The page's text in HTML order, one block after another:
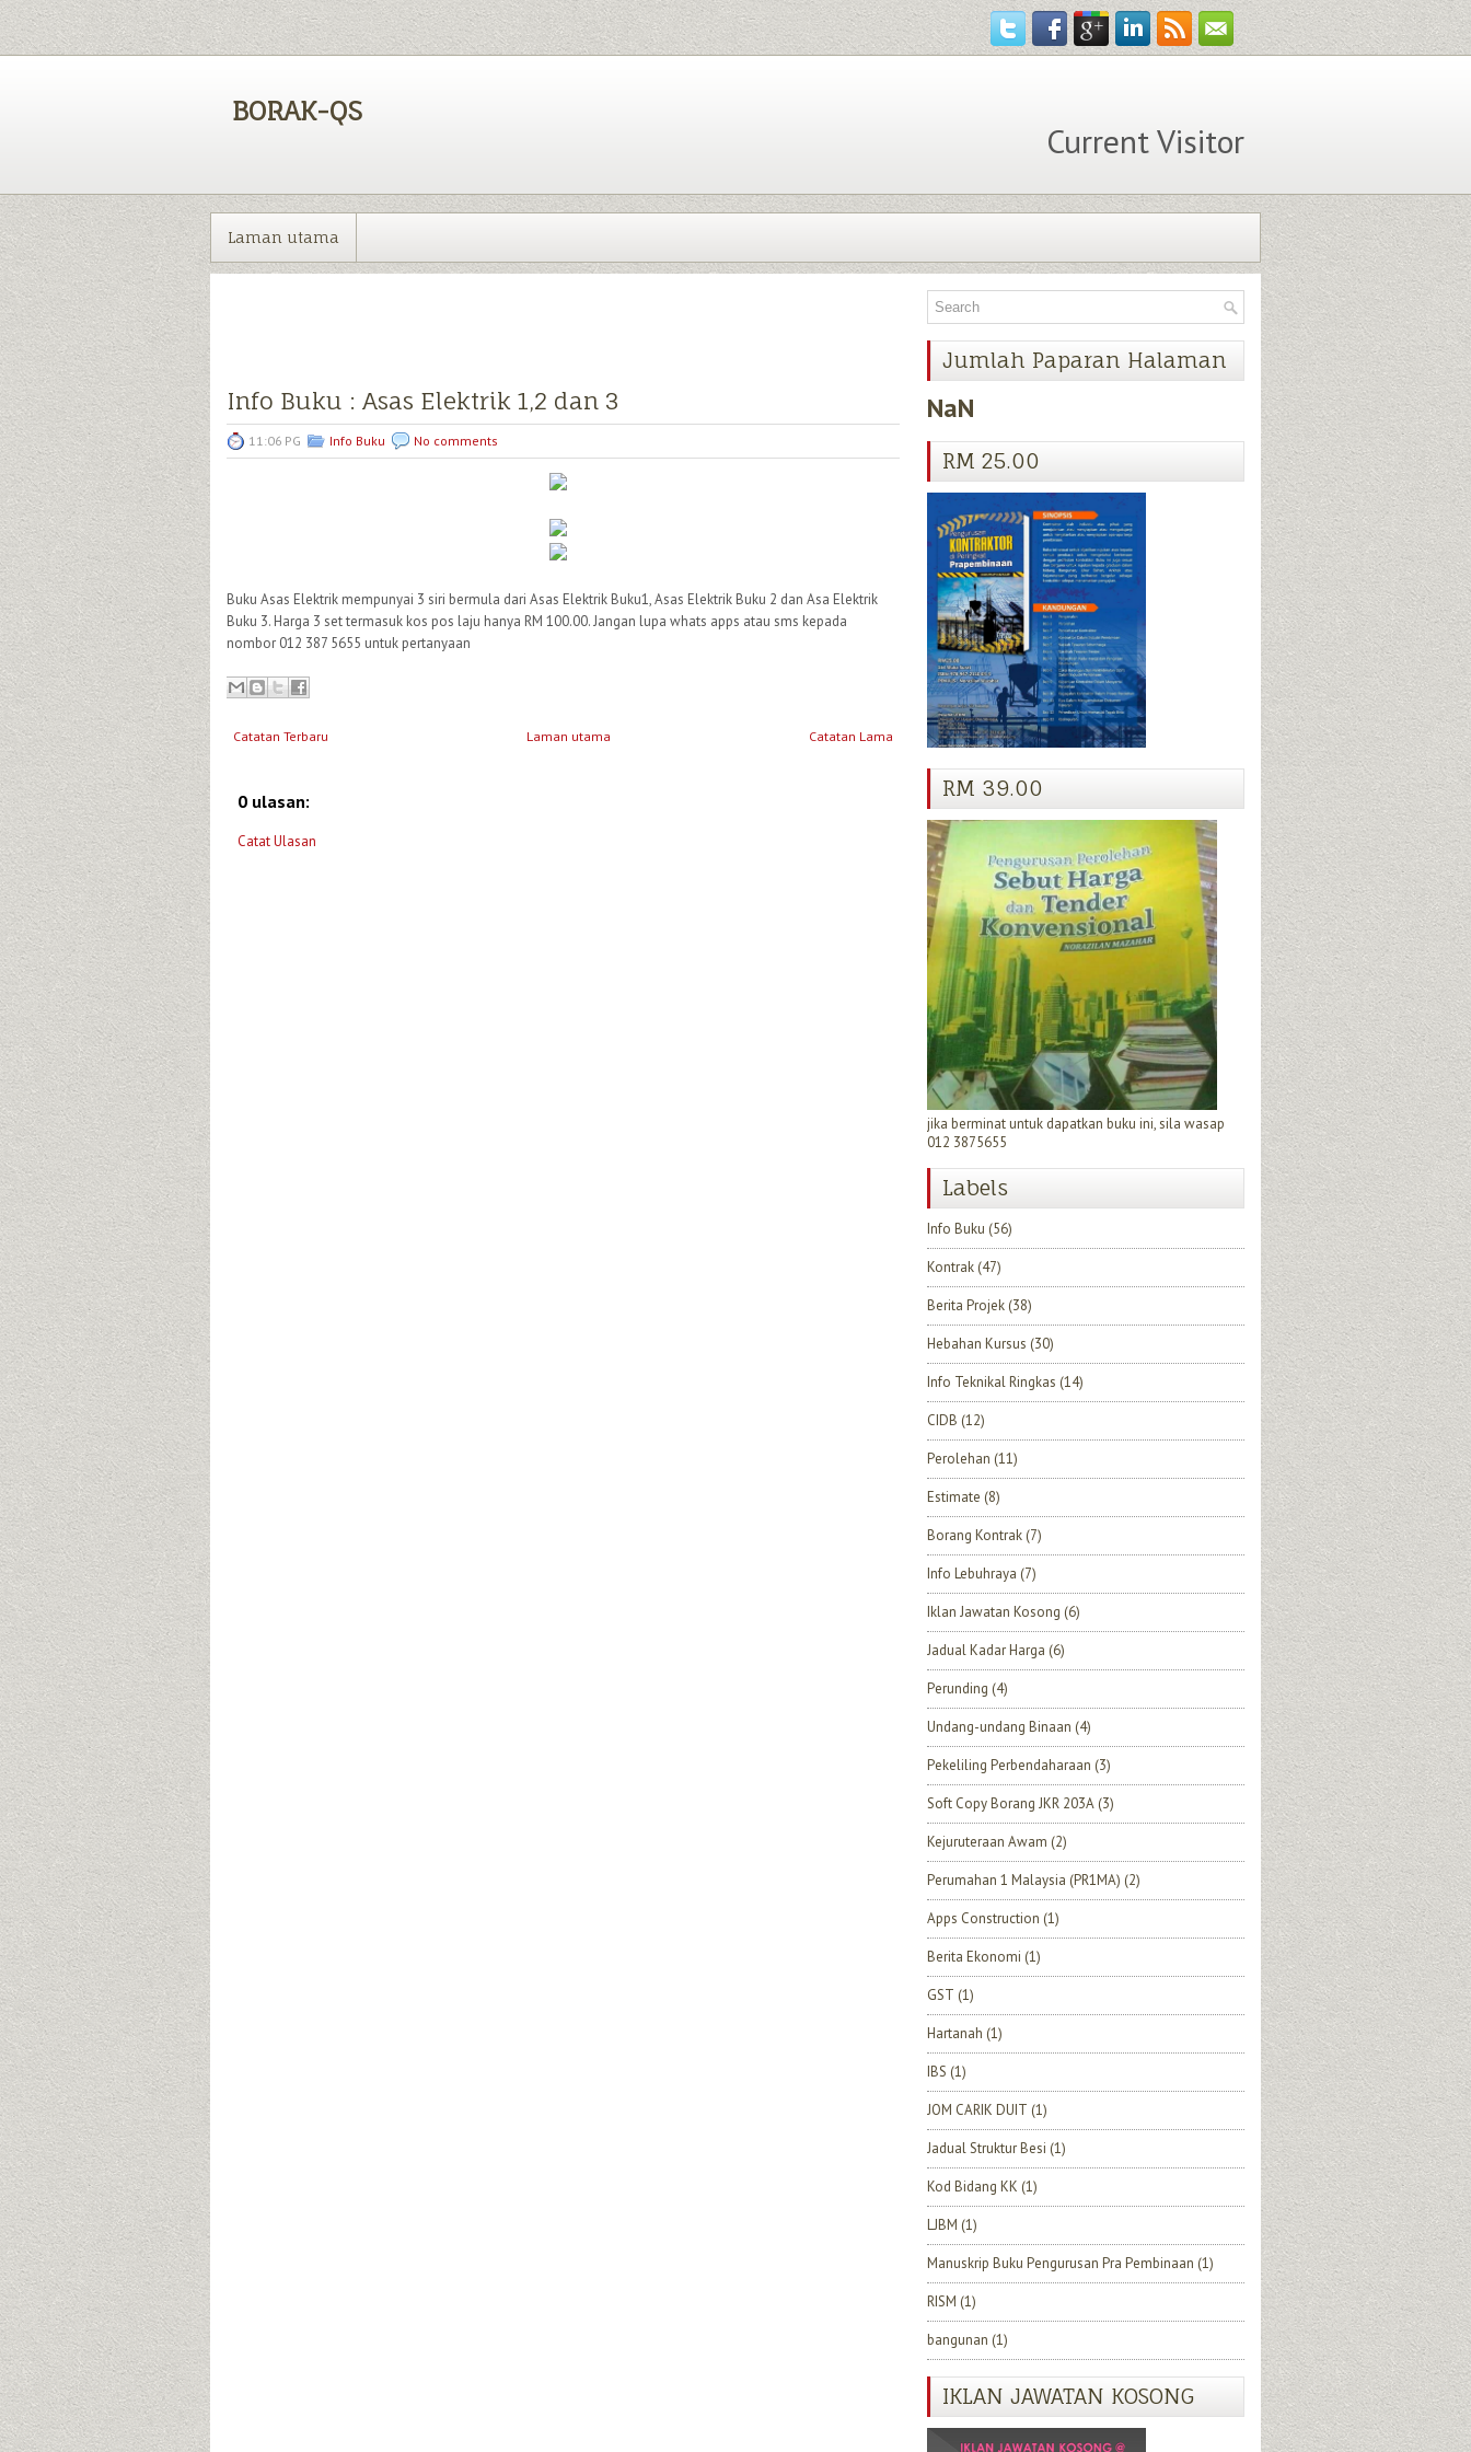
BORAK-QS
Current Visitor
Laman utama
Info Buku : Asas Elektrik 1,2 dan 3
11:06 PG Info Buku No comments
Buku Asas Elektrik mempunyai 3 siri bermula dari Asas Elektrik Buku1, Asas Elektrik Buku 2 dan Asa Elektrik
Buku 3. Harga 3 set termasuk kos pos laju hanya RM 100.00. Jangan lupa whats apps atau sms kepada
nombor 012 387 5655 untuk pertanyaan
Catatan Terbaru Catatan Lama
Laman utama
0 ulasan:
Catat Ulasan
Jumlah Paparan Halaman
NaN
RM 25.00
RM 39.00
jika berminat untuk dapatkan buku ini, sila wasap
012 3875655
Labels
Info Buku (56)
Kontrak (47)
Berita Projek (38)
Hebahan Kursus (30)
Info Teknikal Ringkas (14)
CIDB (12)
Perolehan (11)
Estimate (8)
Borang Kontrak (7)
Info Lebuhraya (7)
Iklan Jawatan Kosong (6)
Jadual Kadar Harga (6)
Perunding (4)
Undang-undang Binaan (4)
Pekeliling Perbendaharaan (3)
Soft Copy Borang JKR 203A (3)
Kejuruteraan Awam (2)
Perumahan 1 Malaysia (PR1MA) (2)
Apps Construction (1)
Berita Ekonomi (1)
GST (1)
Hartanah (1)
IBS (1)
JOM CARIK DUIT (1)
Jadual Struktur Besi (1)
Kod Bidang KK (1)
LJBM (1)
Manuskrip Buku Pengurusan Pra Pembinaan (1)
RISM (1)
bangunan (1)
IKLAN JAWATAN KOSONG